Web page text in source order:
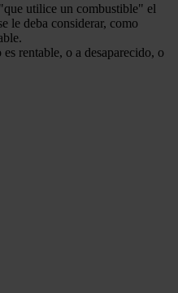
utilice un combustible" el
le deba considerar, como
rentable, o a desaparecido, o